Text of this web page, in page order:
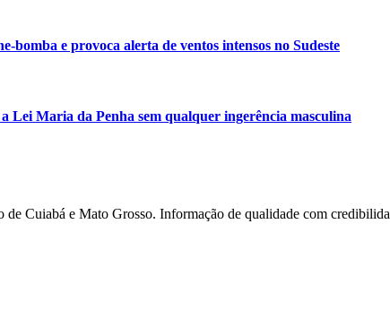
bomba e provoca alerta de ventos intensos no Sudeste
Lei Maria da Penha sem qualquer ingerência masculina
de Cuiabá e Mato Grosso. Informação de qualidade com